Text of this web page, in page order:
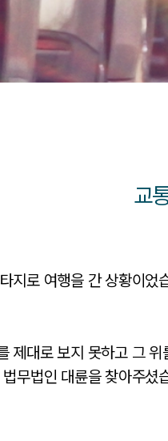
교
지로 여행을 간 상황이
제대로 보지 못하고 그
무법인 대륜을 찾아주셨